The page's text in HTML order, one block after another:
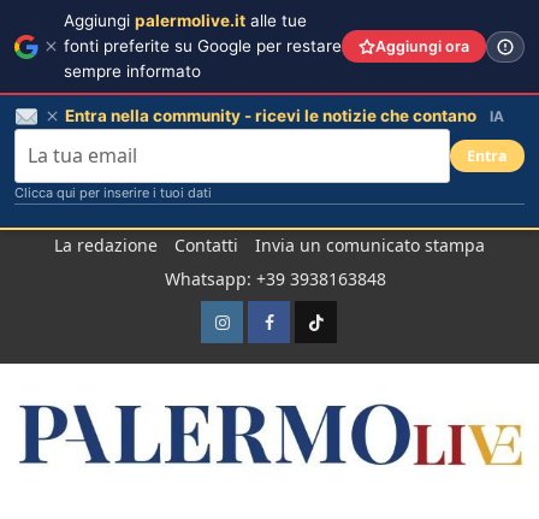
La redazione Contatti
Invia un comunicato stampa
Whatsapp: +39 3938163848
InstagramFacebook
TikTok
Aggiungi palermolive.it alle tue
fonti preferite su Google per restare
sempre informato
Aggiungi ora
Entra nella community - ricevi le notizie che contano IA
Entra
Clicca qui per inserire i tuoi dati